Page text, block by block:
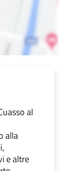
al
alla
e altre